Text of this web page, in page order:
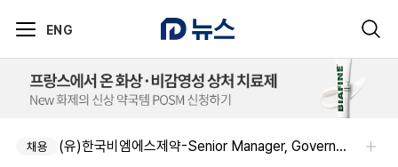
ENG
채용 (유)한국비엠에스제약-Senior Manager, Government Affairs & External Liaison (Permanent)